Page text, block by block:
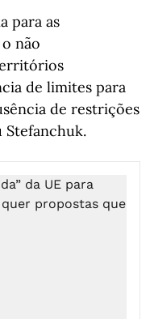
para as
não
de limites para
de restrições
Stefanchuk.